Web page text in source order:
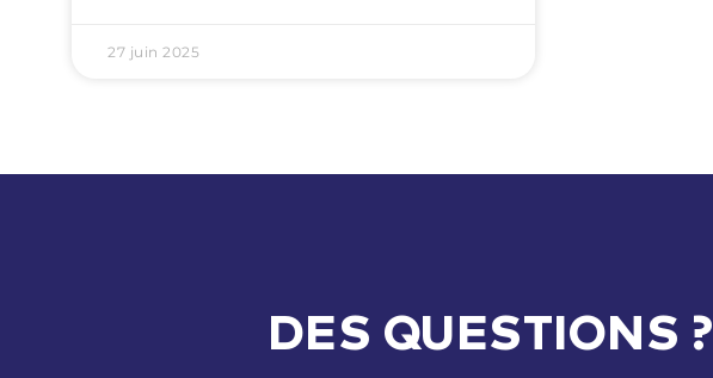
27 juin 2025
DES QUESTIONS ?